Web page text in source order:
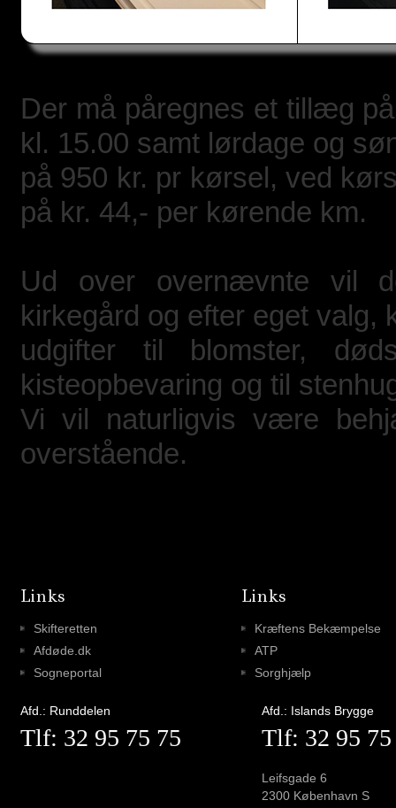
Der må påregnes et tillæg
kl. 15.00 samt lørdage og
på 950 kr. pr kørsel, ved
på kr. 44,- per kørende km.
Ud over overnævnte vil
kirkegård og efter eget valg,
udgifter til blomster,
kisteopbevaring og til
Vi vil naturligvis være
overstående.
Links
Skifteretten
Afdøde.dk
Sogneportal
Links
Kræftens Bekæmpelse
ATP
Sorghjælp
Afd.: Runddelen
Tlf: 32 95 75 75
Afd.: Islands Brygge
Tlf: 32 95 75
Leifsgade 6
2300 København S